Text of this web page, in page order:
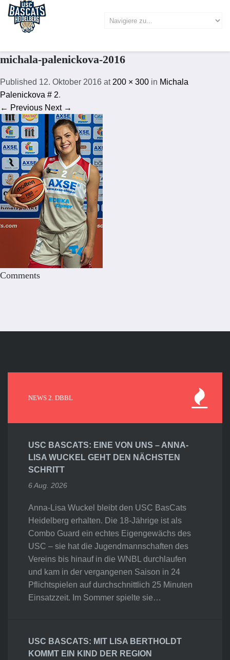
michala-palenickova-2016
Published 12. Oktober 2016 at 200 × 300 in Michala
Palenickova # 2.
← Previous Next →
Comments
NEWS 2. DBBL
USC BASCATS: EINE VON UNS – ANNA-
LISA WUCKEL GEHT DEN NÄCHSTEN
SCHRITT
6 Aug. 2026
Anna-Lisa Wuckel bleibt den USC BasCats
Heidelberg erhalten. Die 18-Jährige ist als
Combo Guard ein echtes Eigengewächs des
USC – sie hat die Jugendmannschaften des
Vereins bis hinauf in die WNBL durchlaufen
und kam in der vergangenen Saison in 24
Pflichtspielen auf durchschnittlich 25 Minuten
Einsatzzeit. Im Sommer spielte sie…
USC BASCATS: MIT LISA BERTHOLDT
KOMMT EIN KIND DER REGION